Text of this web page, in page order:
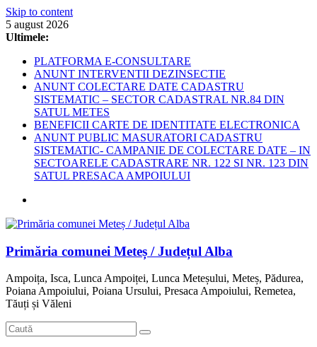
Skip to content
5 august 2026
Ultimele:
PLATFORMA E-CONSULTARE
ANUNT INTERVENTII DEZINSECTIE
ANUNT COLECTARE DATE CADASTRU
SISTEMATIC – SECTOR CADASTRAL NR.84 DIN
SATUL METES
BENEFICII CARTE DE IDENTITATE ELECTRONICA
ANUNT PUBLIC MASURATORI CADASTRU
SISTEMATIC- CAMPANIE DE COLECTARE DATE – IN
SECTOARELE CADASTRARE NR. 122 SI NR. 123 DIN
SATUL PRESACA AMPOIULUI
Primăria comunei Meteș / Județul Alba
Ampoița, Isca, Lunca Ampoiței, Lunca Meteșului, Meteș, Pădurea,
Poiana Ampoiului, Poiana Ursului, Presaca Ampoiului, Remetea,
Tăuți și Văleni